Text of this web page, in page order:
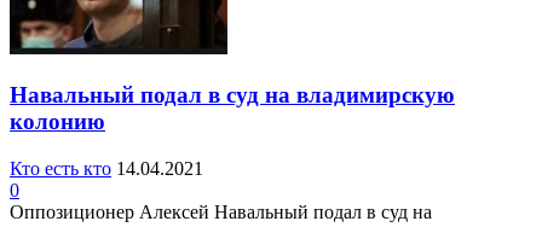
Навальный подал в суд на владимирскую
колонию
Кто есть кто 14.04.2021
0
Оппозиционер Алексей Навальный подал в суд на